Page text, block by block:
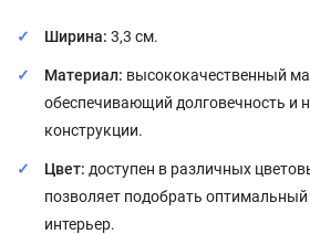
Ширина: 3,3 см.
Материал: высококачественный
обеспечивающий долговечность и
конструкции.
Цвет: доступен в различных
позволяет подобрать
интерьер.